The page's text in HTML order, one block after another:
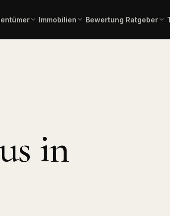
Komplette Vermarktung
neuer Bauvorhaben.
Immobilien Bewertung Ratgeber
in